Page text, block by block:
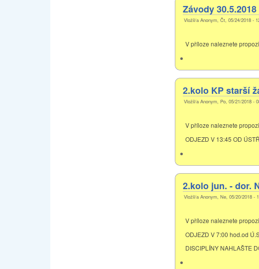
Závody
Vložil/a Anonym, Čt, 05/24/2018 -
V příloze naleznete
2.kolo KP starší
Vložil/a Anonym, Po, 05/21/2018 -
V příloze naleznete
ODJEZD V 13:45 OD
2.kolo jun. - dor.
Vložil/a Anonym, Ne, 05/20/2018 -
V příloze naleznete
ODJEZD V 7:00 hod.od
DISCIPLÍNY NAHLAŠTE